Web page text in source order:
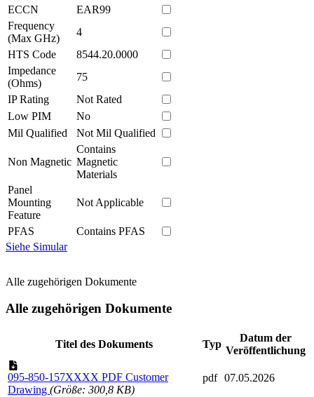
ECCN
EAR99
Frequency
(Max GHz)
4
HTS Code
8544.20.0000
Impedance
(Ohms)
75
IP Rating
Not Rated
Low PIM
No
Mil Qualified
Not Mil Qualified
Non Magnetic
Contains
Magnetic
Materials
Panel
Mounting
Feature
Not Applicable
PFAS
Contains PFAS
Siehe Simular
Alle zugehörigen Dokumente
Alle zugehörigen Dokumente
Titel des Dokuments Typ
Datum der
Veröffentlichung
095-850-157XXXX PDF Customer
Drawing (Größe: 300,8 KB)
pdf 07.05.2026